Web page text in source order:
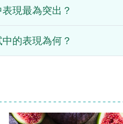
現最為突出？
的表現為何？